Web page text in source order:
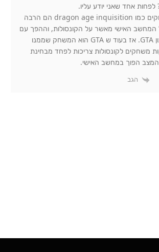
מה עוד שמשחקים כמו dragon age inquisition הם הרבה
המחשב האישי מאשר על הקונסולות, וההפך עם
משחקים בסגנון GTA. אז בעוד ש GTA הוא המשחק שממנו
משחקים לקונסולות צריכות לפחד מבחינת
המצב הפוך במחשב האישי.
הגב